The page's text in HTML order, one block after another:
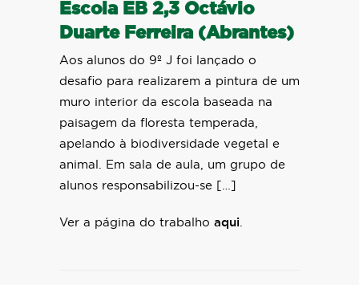
Escola EB 2,3 Octávio
Duarte Ferreira (Abrantes)
Aos alunos do 9º J foi lançado o
desafio para realizarem a pintura de um
muro interior da escola baseada na
paisagem da floresta temperada,
apelando à biodiversidade vegetal e
animal. Em sala de aula, um grupo de
alunos responsabilizou-se […]
Ver a página do trabalho aqui.